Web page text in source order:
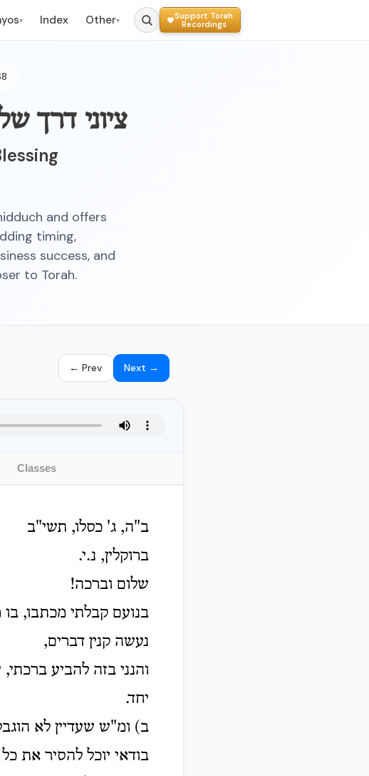
▾ Index Other▾
Support Torah
Recordings
ציוני דרך
and offers
timing,
success, and
to Torah.
← Prev Next →
Classes
ב"ה, ג' כסלו, תשי"ב
ברוקלין, נ.י.
שלום וברכה!
בנועם קבלתי מכתבו, בו
נעשה קנין דברים,
והנני בזה להביע
יחד.
ב) ומ"ש שעדיין לא
בודאי יוכל להסיר את